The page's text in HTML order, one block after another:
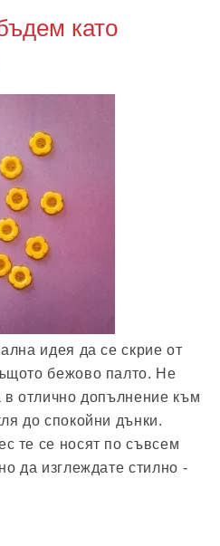
като
идея да се скрие от
бежово палто. Не
отлично допълнение към
до спокойни дънки.
те се носят по съвсем
да изглеждате стилно -